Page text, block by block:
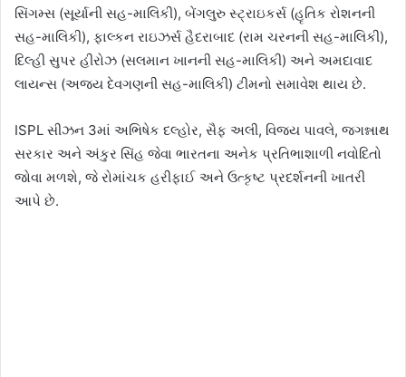
સિંગમ્સ (સૂર્યાની સહ-માલિકી), બેંગલુરુ સ્ટ્રાઇકર્સ (હૃતિક રોશનની
સહ-માલિકી), ફાલ્કન રાઇઝર્સ હૈદરાબાદ (રામ ચરનની સહ-માલિકી),
દિલ્હી સુપર હીરોઝ (સલમાન ખાનની સહ-માલિકી) અને અમદાવાદ
લાયન્સ (અજય દેવગણની સહ-માલિકી) ટીમનો સમાવેશ થાય છે.
ISPL સીઝન 3માં અભિષેક દલ્હોર, સૈફ અલી, વિજય પાવલે, જગન્નાથ
સરકાર અને અંકુર સિંહ જેવા ભારતના અનેક પ્રતિભાશાળી નવોદિતો
જોવા મળશે, જે રોમાંચક હરીફાઈ અને ઉત્કૃષ્ટ પ્રદર્શનની ખાતરી
આપે છે.